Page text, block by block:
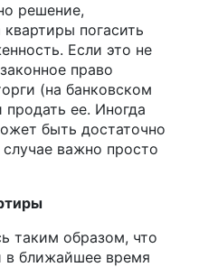
решение,
погасить
Если это не
право
(на банковском
продать ее. Иногда
быть достаточно
важно просто
таким образом, что
в ближайшее время